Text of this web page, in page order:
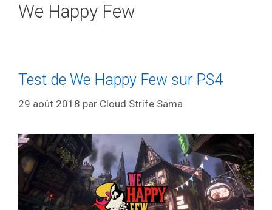
We Happy Few
Test de We Happy Few sur PS4
29 août 2018 par Cloud Strife Sama